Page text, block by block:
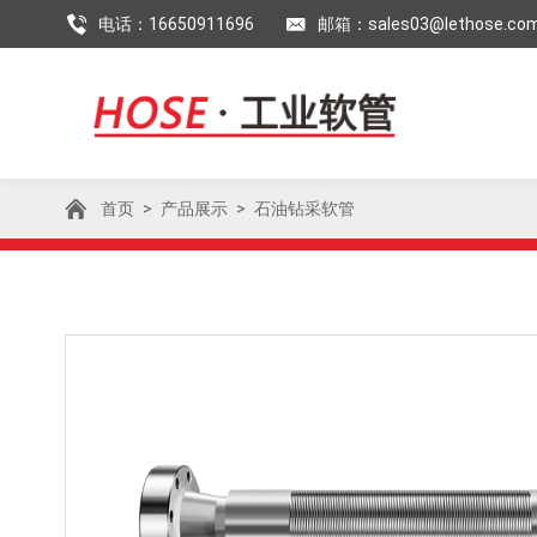
电话：16650911696 邮箱：
首页 > 产品展示 > 石油钻采软管